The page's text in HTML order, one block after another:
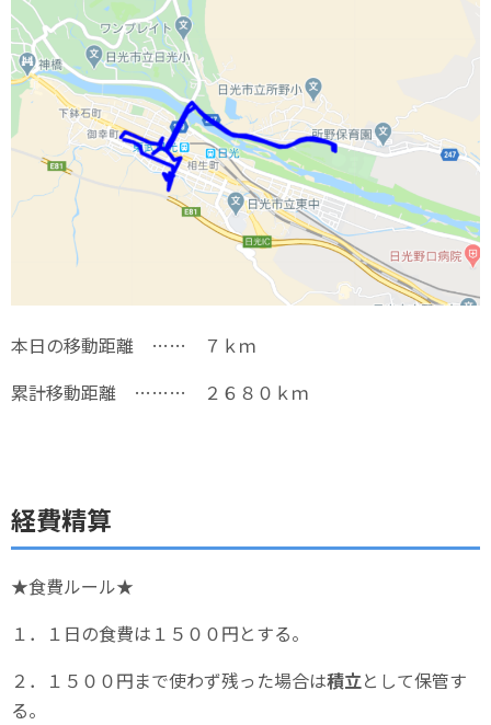
本日の移動距離 …… ７ｋｍ
累計移動距離 ……… ２６８０ｋｍ
経費精算
★食費ルール★
１．１日の食費は１５００円とする。
２．１５００円まで使わず残った場合は積立として保管す
る。